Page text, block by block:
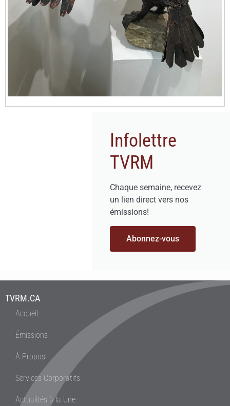
Infolettre
TVRM
Chaque semaine, recevez
un lien direct vers nos
émissions!
Abonnez-vous
TVRM.CA
Accueil
Émissions
À Propos
Services Corporatifs
Actualités à la Une